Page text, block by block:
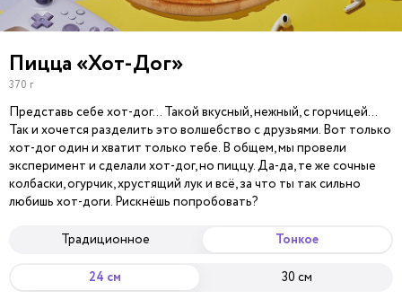
Пицца «Хот-Дог»
370 г
Представь себе хот-дог… Такой вкусный, нежный, с горчицей…
Так и хочется разделить это волшебство с друзьями. Вот только
хот-дог один и хватит только тебе. В общем, мы провели
эксперимент и сделали хот-дог, но пиццу. Да-да, те же сочные
колбаски, огурчик, хрустящий лук и всё, за что ты так сильно
любишь хот-доги. Рискнёшь попробовать?
Традиционное Тонкое
24 см 30 см